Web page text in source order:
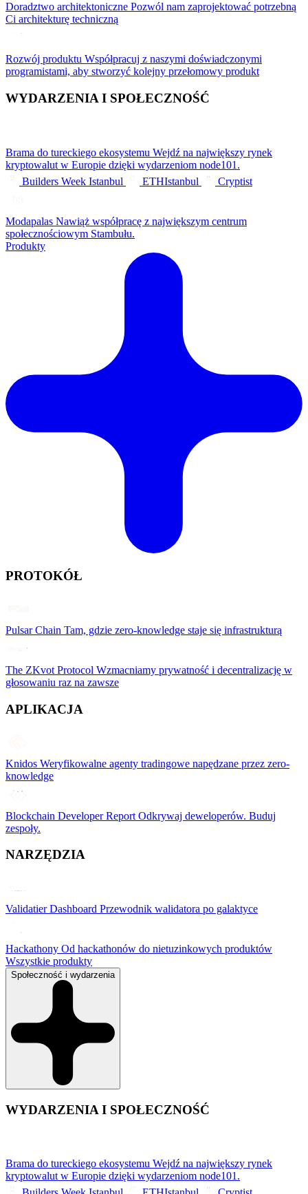
Doradztwo architektoniczne Pozwól nam zaprojektować potrzebną
Ci architekturę techniczną
Rozwój produktu Współpracuj z naszymi doświadczonymi
programistami, aby stworzyć kolejny przełomowy produkt
WYDARZENIA I SPOŁECZNOŚĆ
Brama do tureckiego ekosystemu Wejdź na największy rynek
kryptowalut w Europie dzięki wydarzeniom node101.
Builders Week Istanbul
ETHIstanbul Cryptist
Modapalas Nawiąż współpracę z największym centrum
społecznościowym Stambułu.
Produkty
PROTOKÓŁ
Pulsar Chain Tam, gdzie zero-knowledge staje się infrastrukturą
The ZKvot Protocol Wzmacniamy prywatność i decentralizację w
głosowaniu raz na zawsze
APLIKACJA
Knidos Weryfikowalne agenty tradingowe napędzane przez zero-
knowledge
Blockchain Developer Report Odkrywaj deweloperów. Buduj
zespoły.
NARZĘDZIA
Validatier Dashboard Przewodnik walidatora po galaktyce
Hackathony Od hackathonów do nietuzinkowych produktów
Wszystkie produkty
Społeczność i wydarzenia
WYDARZENIA I SPOŁECZNOŚĆ
Brama do tureckiego ekosystemu Wejdź na największy rynek
kryptowalut w Europie dzięki wydarzeniom node101.